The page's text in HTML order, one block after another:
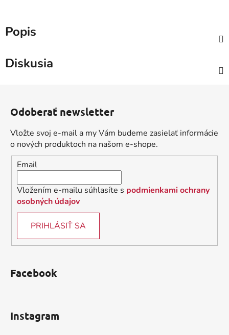
Popis
Diskusia
Odoberať newsletter
Vložte svoj e-mail a my Vám budeme zasielať informácie
o nových produktoch na našom e-shope.
Email
Vložením e-mailu súhlasíte s podmienkami ochrany
osobných údajov
PRIHLÁSIŤ SA
Facebook
Instagram